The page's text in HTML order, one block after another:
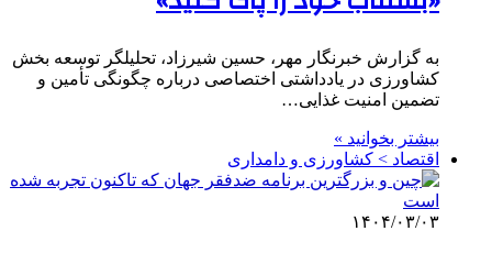
به گزارش خبرنگار مهر، حسین شیرزاد، تحلیلگر توسعه بخش
کشاورزی در یادداشتی اختصاصی درباره چگونگی تأمین و
تضمین امنیت غذایی…
بیشتر بخوانید »
اقتصاد > کشاورزی و دامداری
۱۴۰۴/۰۳/۰۳